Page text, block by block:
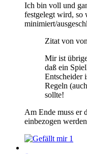
Ich bin voll und
festgelegt wird, so
minimiert/
Zitat von
Mir ist
daß ein
Entscheider
Regeln
sollte!
Am Ende muss er
einbezogen
1